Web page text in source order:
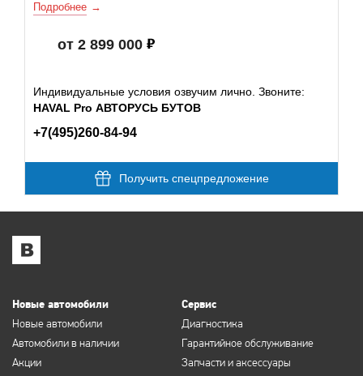
Подробнее
от 2 899 000
Индивидуальные условия озвучим лично. Звоните:
HAVAL Pro АВТОРУСЬ БУТОВ
+7(495)260-84-94
Получить спецпредложение
Новые автомобили
Новые автомобили
Автомобили в наличии
Акции
Сервис
Диагностика
Гарантийное обслуживание
Запчасти и аксессуары